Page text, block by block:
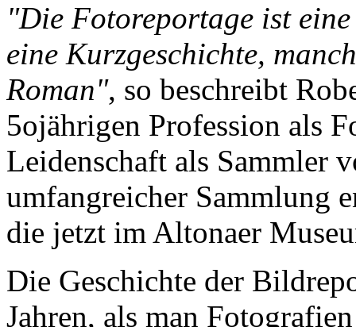
"Die Fotoreportage ist
eine Kurzgeschichte,
Roman", so beschreibt
5ojährigen Profession als
Leidenschaft als Sammler
umfangreicher Sammlung
die jetzt im Altonaer
Die Geschichte der
Jahren, als man